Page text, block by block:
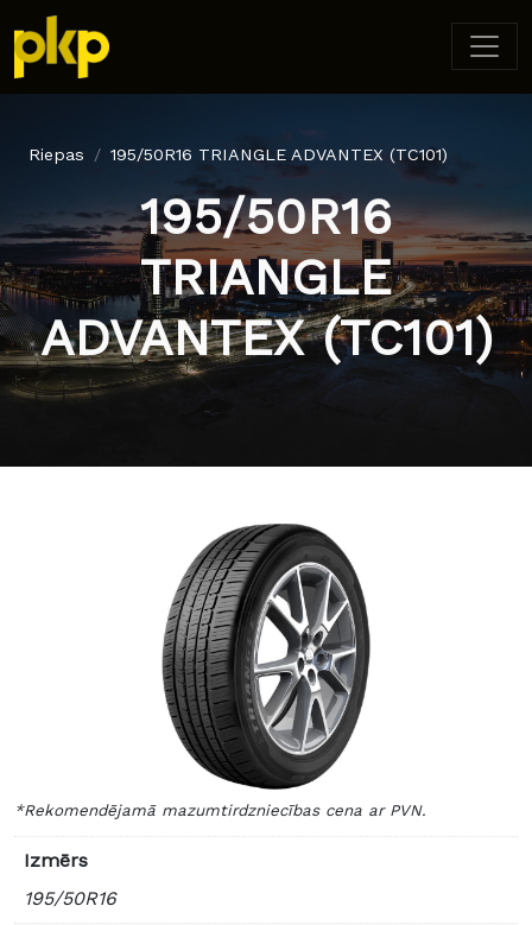
Riepas 195/50R16 TRIANGLE ADVANTEX (TC101)
195/50R16
TRIANGLE
ADVANTEX (TC101)
*Rekomendējamā mazumtirdzniecības cena ar PVN.
Izmērs
195/50R16